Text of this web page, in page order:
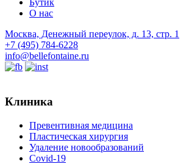
Бутик
О нас
Москва, Денежный переулок, д. 13, стр. 1
+7 (495) 784-6228
info@bellefontaine.ru
Клиника
Превентивная медицина
Пластическая хирургия
Удаление новообразований
Covid-19